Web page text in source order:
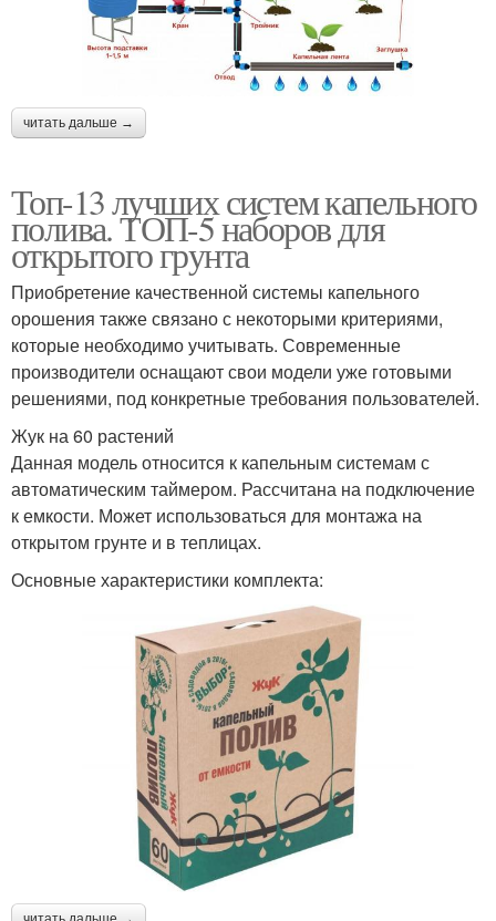
читать дальше →
Топ-13 лучших систем капельного
полива. ТОП-5 наборов для
открытого грунта
Приобретение качественной системы капельного
орошения также связано с некоторыми критериями,
которые необходимо учитывать. Современные
производители оснащают свои модели уже готовыми
решениями, под конкретные требования пользователей.
Жук на 60 растений
Данная модель относится к капельным системам с
автоматическим таймером. Рассчитана на подключение
к емкости. Может использоваться для монтажа на
открытом грунте и в теплицах.
Основные характеристики комплекта: